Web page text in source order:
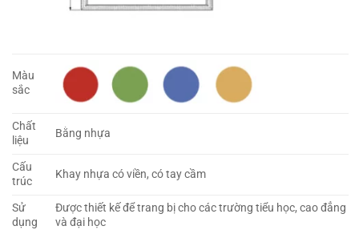
Màu
sắc
Chất
liệu
Bằng nhựa
Cấu
trúc
Khay nhựa có viền, có tay cầm
Sử
dụng
Được thiết kế để trang bị cho các trường tiểu học, cao đẳng
và đại học